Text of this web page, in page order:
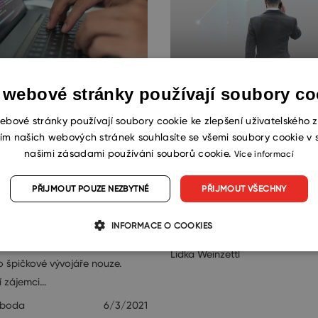
se naučit
Coding
může být
na úspěch
je naplňující a dobře
špičkové vývojáře nouze.
zájemci…
6/3/2021
Jak navýšit
navolaných
Podnikání
Covidová doba přinesla
možnosti obchodních schůzek
roste. Jedním z účinných řešení
Lidka Weinzettl
stránky používají soubory
stránky používají soubory cookie ke zlepšení uživatelského
našich webových stránek souhlasíte se všemi soubory cookie v
našimi zásadami používání souborů cookie. Více informací
PŘIJMOUT VŠECHNY
PŘIJMOUT POUZE NEZBYTNÉ
INFORMACE O COOKIES